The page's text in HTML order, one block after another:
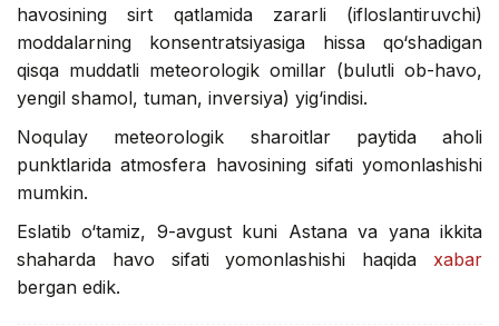
havosining sirt qatlamida zararli (ifloslantiruvchi)
moddalarning konsentratsiyasiga hissa qo‘shadigan
qisqa muddatli meteorologik omillar (bulutli ob-havo,
yengil shamol, tuman, inversiya) yig‘indisi.
Noqulay meteorologik sharoitlar paytida aholi
punktlarida atmosfera havosining sifati yomonlashishi
mumkin.
Eslatib o‘tamiz, 9-avgust kuni Astana va yana ikkita
shaharda havo sifati yomonlashishi haqida xabar
bergan edik.